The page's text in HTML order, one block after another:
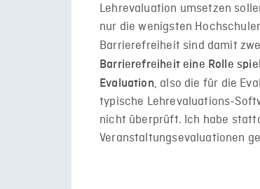
Lehrevaluation umsetzen
nur die wenigsten
Barrierefreiheit sind damit
Barrierefreiheit eine Rolle
Evaluation, also die für die
typische Lehrevaluations-
nicht überprüft. Ich habe
Veranstaltungsevaluationen